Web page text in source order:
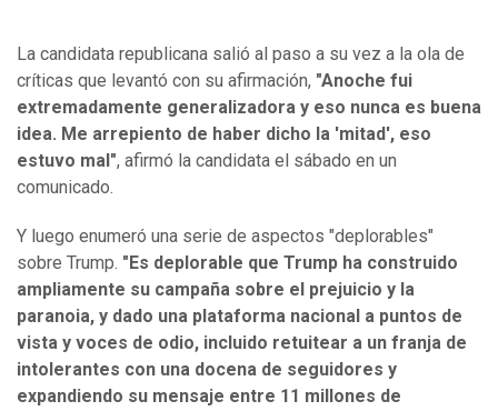
La candidata republicana salió al paso a su vez a la ola de
críticas que levantó con su afirmación, "Anoche fui
extremadamente generalizadora y eso nunca es buena
idea. Me arrepiento de haber dicho la 'mitad', eso
estuvo mal", afirmó la candidata el sábado en un
comunicado.
Y luego enumeró una serie de aspectos "deplorables"
sobre Trump. "Es deplorable que Trump ha construido
ampliamente su campaña sobre el prejuicio y la
paranoia, y dado una plataforma nacional a puntos de
vista y voces de odio, incluido retuitear a un franja de
intolerantes con una docena de seguidores y
expandiendo su mensaje entre 11 millones de